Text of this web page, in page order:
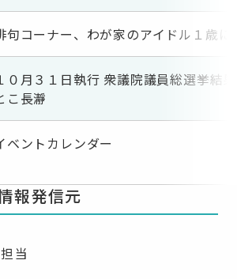
句コーナー、わが家のアイドル１歳
０月３１日執行 衆議院議員総選挙結
こ長瀞
ベントカレンダー
報発信元
当